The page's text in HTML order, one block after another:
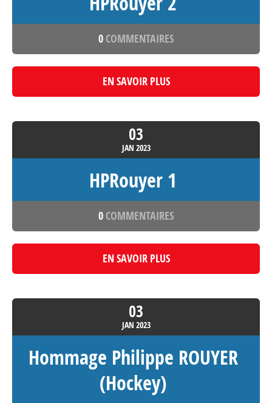
0 COMMENTAIRES
EN SAVOIR PLUS
03
JAN 2023
HPRouyer 1
0 COMMENTAIRES
EN SAVOIR PLUS
03
JAN 2023
Hommage Philippe ROUYER
(Hockey)